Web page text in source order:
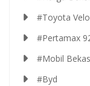
#Toyota
#Pertamax
#Mobil Bekas
#Byd